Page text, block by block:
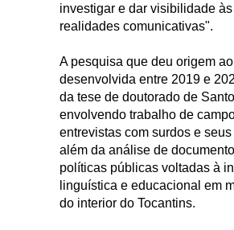
investigar e dar visibilidade
realidades comunicativas".
A pesquisa que deu origem
desenvolvida entre 2019 e
da tese de doutorado de
envolvendo trabalho de
entrevistas com surdos e
além da análise de
políticas públicas voltadas à
linguística e educacional em
do interior do Tocantins.